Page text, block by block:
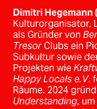
Dimitri Hegemann
Kulturorganisator,
als Gründer von
TresorClubs ein
Subkultur sowie
Projekten wie
Happy Locals e.V.
Räume. 2024
Understanding,